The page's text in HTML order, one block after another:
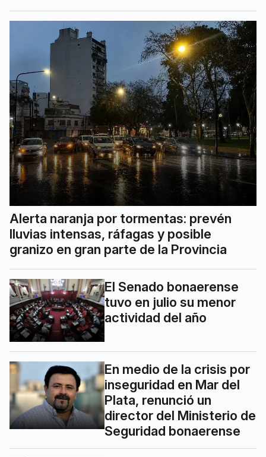
Alerta naranja por tormentas: prevén
lluvias intensas, ráfagas y posible
granizo en gran parte de la Provincia
El Senado bonaerense
tuvo en julio su menor
actividad del año
En medio de la crisis por
inseguridad en Mar del
Plata, renunció un
director del Ministerio de
Seguridad bonaerense